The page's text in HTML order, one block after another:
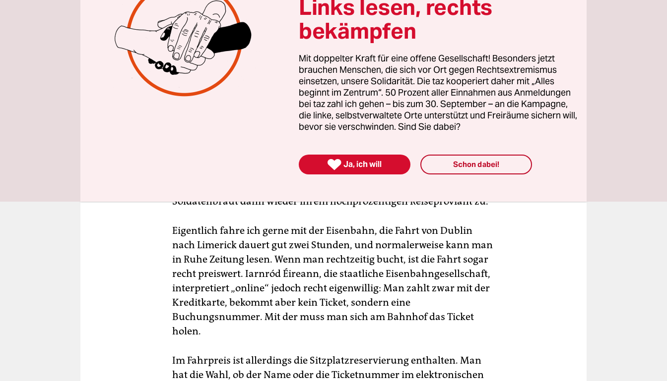
Notwehr gehandelt habe. Ich könne froh sein, erklärt sie mir, dass der
Kindsvater nicht mitgereist sei. Der sei nämlich Offizier in der irischen
Soldatenbraut dann wieder ihrem hochprozentigen Reiseproviant zu.
Eigentlich fahre ich gerne mit der Eisenbahn, die Fahrt von Dublin
nach Limerick dauert gut zwei Stunden, und normalerweise kann man
in Ruhe Zeitung lesen. Wenn man rechtzeitig bucht, ist die Fahrt sogar
recht preiswert. Iarnród Éi­reann, die staatliche Eisenbahngesellschaft,
interpretiert „online“ jedoch recht eigenwillig: Man zahlt zwar mit der
Kreditkarte, bekommt aber kein Ticket, sondern eine
Buchungsnummer. Mit der muss man sich am Bahnhof das Ticket
holen.
Im Fahrpreis ist allerdings die Sitzplatzreservierung enthalten. Man
hat die Wahl, ob der Name oder die Ticketnummer im elektronischen
Links lesen, rechts
bekämpfen
Mit doppelter Kraft für eine offene Gesellschaft! Besonders jetzt
brauchen Menschen, die sich vor Ort gegen Rechtsextremismus
einsetzen, unsere Solidarität. Die taz kooperiert daher mit „Alles
beginnt im Zentrum“. 50 Prozent aller Einnahmen aus Anmeldungen
bei taz zahl ich gehen – bis zum 30. September – an die Kampagne,
die linke, selbstverwaltete Orte unterstützt und Freiräume sichern will,
bevor sie verschwinden. Sind Sie dabei?
 Ja, ich will Schon dabei!